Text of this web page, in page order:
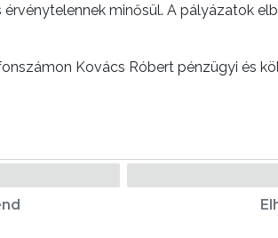
minősül. A pályázatok
Kovács Róbert pénzügyi és